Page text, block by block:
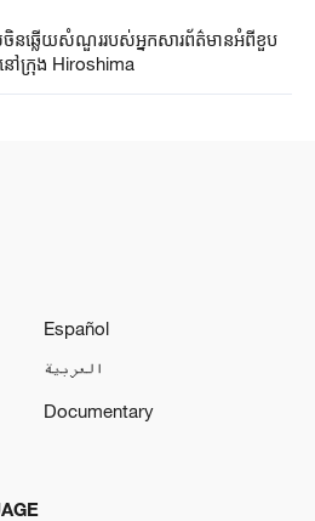
ស​ចិនឆ្លើយសំណួរ​របស់​អ្នកសារព័ត៌មាន​អំពីខួប​
ៅក្រុង ​Hiroshima
Español
العربية
Documentary